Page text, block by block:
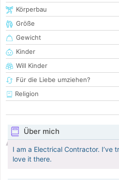
Körperbau
Größe
Gewicht
Kinder
Will Kinder
Für die Liebe umziehen?
Religion
Über mich
I am a Electrical Contractor. I’ve
love it there.